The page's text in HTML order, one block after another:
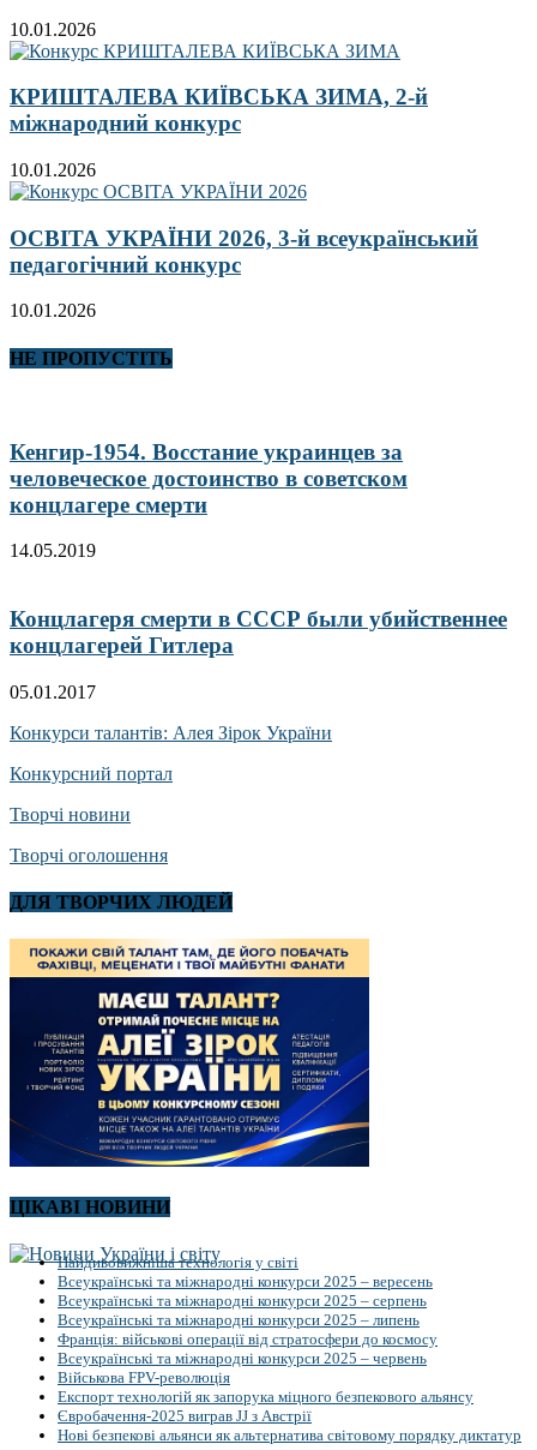
10.01.2026
КРИШТАЛЕВА КИЇВСЬКА ЗИМА, 2-й
міжнародний конкурс
10.01.2026
ОСВІТА УКРАЇНИ 2026, 3-й всеукраїнський
педагогічний конкурс
10.01.2026
НЕ ПРОПУСТІТЬ
Кенгир-1954. Восстание украинцев за
человеческое достоинство в советском
концлагере смерти
14.05.2019
Концлагеря смерти в СССР были убийственнее
концлагерей Гитлера
05.01.2017
Конкурси талантів: Алея Зірок України
Конкурсний портал
Творчі новини
Творчі оголошення
ДЛЯ ТВОРЧИХ ЛЮДЕЙ
ЦІКАВІ НОВИНИ
Найдивовижніша технологія у світі
Всеукраїнські та міжнародні конкурси 2025 – вересень
Всеукраїнські та міжнародні конкурси 2025 – серпень
Всеукраїнські та міжнародні конкурси 2025 – липень
Франція: військові операції від стратосфери до космосу
Всеукраїнські та міжнародні конкурси 2025 – червень
Військова FPV-революція
Експорт технологій як запорука міцного безпекового альянсу
Євробачення-2025 виграв JJ з Австрії
Нові безпекові альянси як альтернатива світовому порядку диктатур